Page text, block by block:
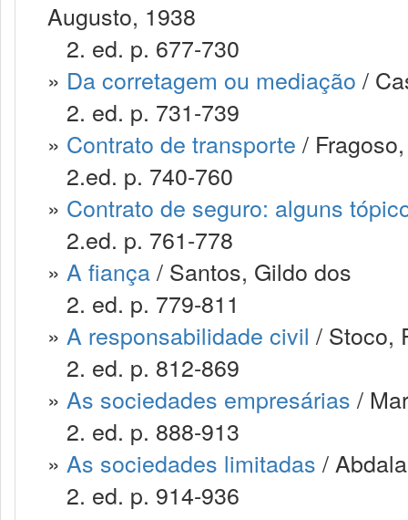
Augusto, 1938
2. ed. p. 677-730
» Da corretagem ou mediação /
2. ed. p. 731-739
» Contrato de transporte /
2.ed. p. 740-760
» Contrato de seguro: alguns
2.ed. p. 761-778
» A fiança/ Santos, Gildo dos
2. ed. p. 779-811
» A responsabilidade civil / Stoco,
2. ed. p. 812-869
» As sociedades empresárias /
2. ed. p. 888-913
» As sociedades limitadas /
2. ed. p. 914-936